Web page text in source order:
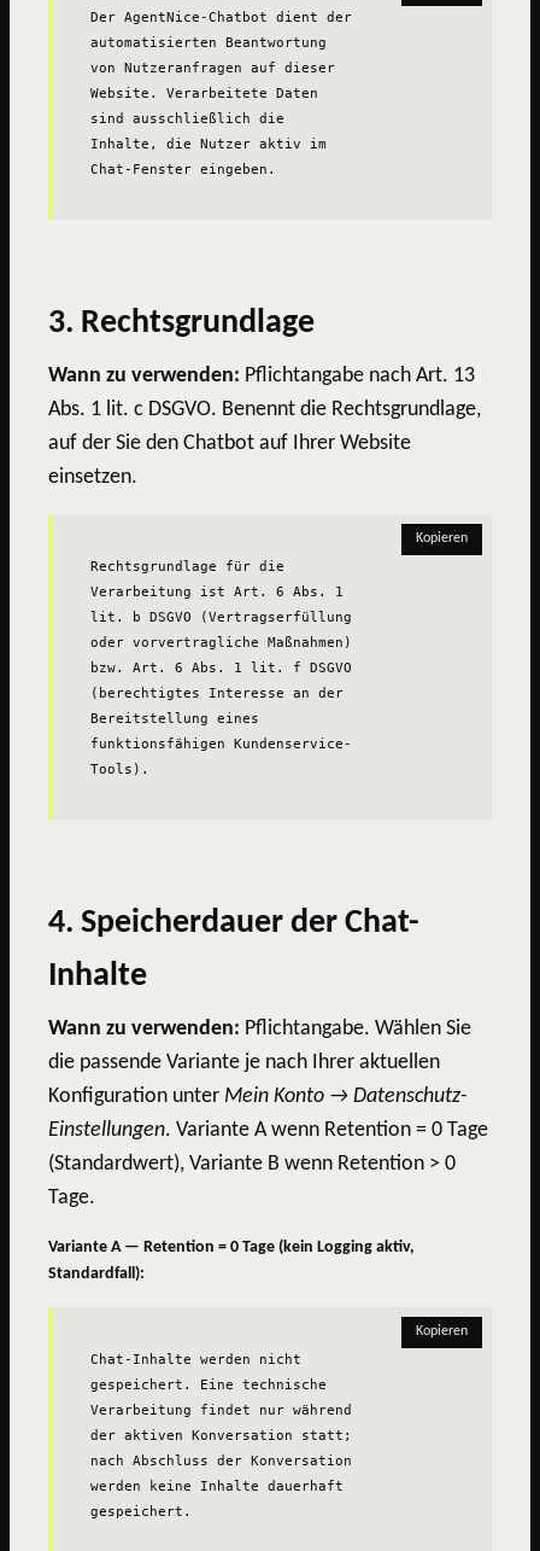
Der AgentNice-Chatbot dient der
automatisierten Beantwortung
von Nutzeranfragen auf dieser
Website. Verarbeitete Daten
sind ausschließlich die
Inhalte, die Nutzer aktiv im
Chat-Fenster eingeben.
3. Rechtsgrundlage
Wann zu verwenden: Pflichtangabe nach Art. 13
Abs. 1 lit. c DSGVO. Benennt die Rechtsgrundlage,
auf der Sie den Chatbot auf Ihrer Website
einsetzen.
Kopieren
Rechtsgrundlage für die
Verarbeitung ist Art. 6 Abs. 1
lit. b DSGVO (Vertragserfüllung
oder vorvertragliche Maßnahmen)
bzw. Art. 6 Abs. 1 lit. f DSGVO
(berechtigtes Interesse an der
Bereitstellung eines
funktionsfähigen Kundenservice-
Tools).
4. Speicherdauer der Chat-
Inhalte
Wann zu verwenden: Pflichtangabe. Wählen Sie
die passende Variante je nach Ihrer aktuellen
Konfiguration unter Mein Konto → Datenschutz-
Einstellungen. Variante A wenn Retention = 0 Tage
(Standardwert), Variante B wenn Retention > 0
Tage.
Variante A — Retention = 0 Tage (kein Logging aktiv,
Standardfall):
Kopieren
Chat-Inhalte werden nicht
gespeichert. Eine technische
Verarbeitung findet nur während
der aktiven Konversation statt;
nach Abschluss der Konversation
werden keine Inhalte dauerhaft
gespeichert.